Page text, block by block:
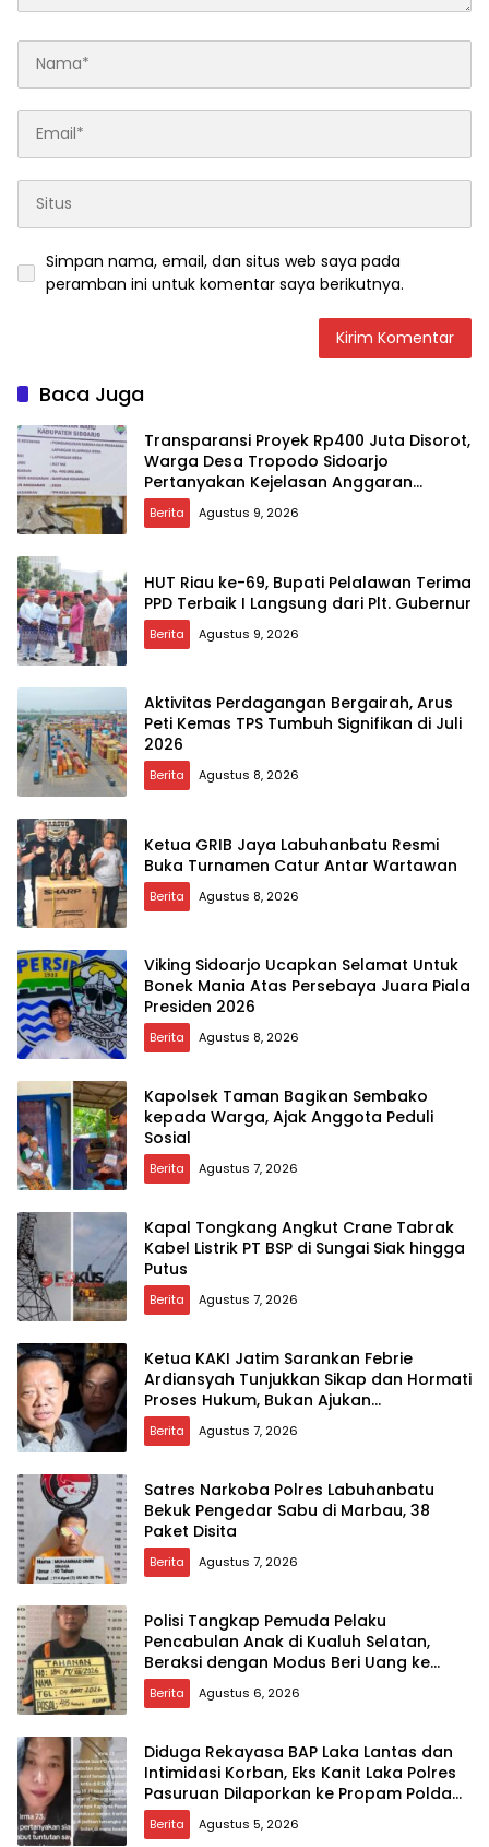
Simpan nama, email, dan situs web saya pada
peramban ini untuk komentar saya berikutnya.
Baca Juga
Transparansi Proyek Rp400 Juta Disorot,
Warga Desa Tropodo Sidoarjo
Pertanyakan Kejelasan Anggaran
Lapangan Olahraga
Berita Agustus 9, 2026
HUT Riau ke-69, Bupati Pelalawan Terima
PPD Terbaik I Langsung dari Plt. Gubernur
Berita Agustus 9, 2026
Aktivitas Perdagangan Bergairah, Arus
Peti Kemas TPS Tumbuh Signifikan di Juli
2026
Berita Agustus 8, 2026
Ketua GRIB Jaya Labuhanbatu Resmi
Buka Turnamen Catur Antar Wartawan
Berita Agustus 8, 2026
Viking Sidoarjo Ucapkan Selamat Untuk
Bonek Mania Atas Persebaya Juara Piala
Presiden 2026
Berita Agustus 8, 2026
Kapolsek Taman Bagikan Sembako
kepada Warga, Ajak Anggota Peduli
Sosial
Berita Agustus 7, 2026
Kapal Tongkang Angkut Crane Tabrak
Kabel Listrik PT BSP di Sungai Siak hingga
Putus
Berita Agustus 7, 2026
Ketua KAKI Jatim Sarankan Febrie
Ardiansyah Tunjukkan Sikap dan Hormati
Proses Hukum, Bukan Ajukan
Praperadilan
Berita Agustus 7, 2026
Satres Narkoba Polres Labuhanbatu
Bekuk Pengedar Sabu di Marbau, 38
Paket Disita
Berita Agustus 7, 2026
Polisi Tangkap Pemuda Pelaku
Pencabulan Anak di Kualuh Selatan,
Beraksi dengan Modus Beri Uang ke
Teman Korban
Berita Agustus 6, 2026
Diduga Rekayasa BAP Laka Lantas dan
Intimidasi Korban, Eks Kanit Laka Polres
Pasuruan Dilaporkan ke Propam Polda
Jatim
Berita Agustus 5, 2026